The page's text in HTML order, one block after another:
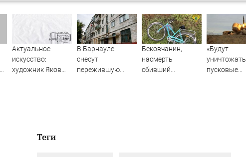
Актуальное
искусство:
художник Яков
В Барнауле
снесут
пережившую
Бековчанин,
насмерть
сбивший
«Будут
уничтожать
пусковые
Теги